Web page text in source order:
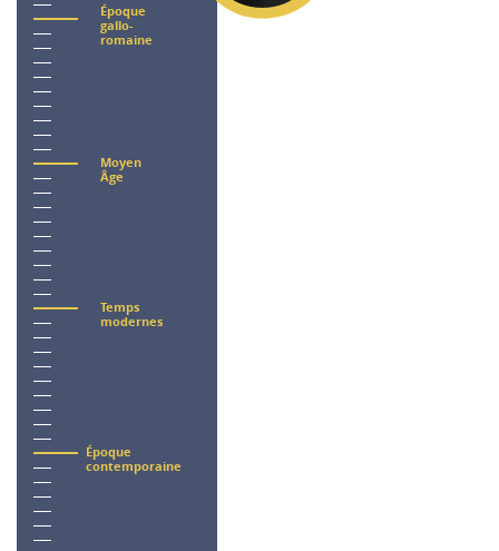
Époque
gallo-
romaine
Moyen
Âge
Temps
modernes
Époque
contemporaine